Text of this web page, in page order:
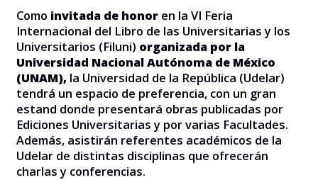
Como invitada de honor en la VI Feria
Internacional del Libro de las Universitarias y los
Universitarios (Filuni) organizada por la
Universidad Nacional Autónoma de México
(UNAM), la Universidad de la República (Udelar)
tendrá un espacio de preferencia, con un gran
estand donde presentará obras publicadas por
Ediciones Universitarias y por varias Facultades.
Además, asistirán referentes académicos de la
Udelar de distintas disciplinas que ofrecerán
charlas y conferencias.